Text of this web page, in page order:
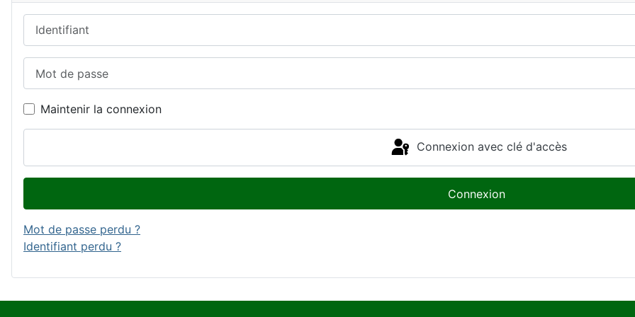
Maintenir la connexion
Connexion avec clé d'accès
Connexion
Mot de passe perdu ?
Identifiant perdu ?